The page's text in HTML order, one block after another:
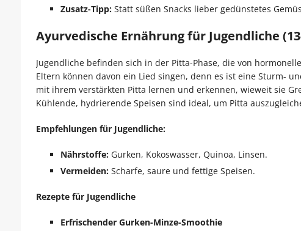
Zusatz-Tipp:Statt süßen Snacks lieber gedünstetes
Ayurvedische Ernährung für Jugendliche
Jugendliche befinden sich in der Pitta-Phase, die von
Eltern können davon ein Lied singen, denn es ist eine Sturm-
mit ihrem verstärkten Pitta lernen und erkennen, wieweit sie
Kühlende, hydrierende Speisen sind ideal, um Pitta
Empfehlungen für Jugendliche:
Nährstoffe:Gurken, Kokoswasser, Quinoa, Linsen.
Vermeiden:Scharfe, saure und fettige Speisen.
Rezepte für Jugendliche
Erfrischender Gurken-Minze-Smoothie